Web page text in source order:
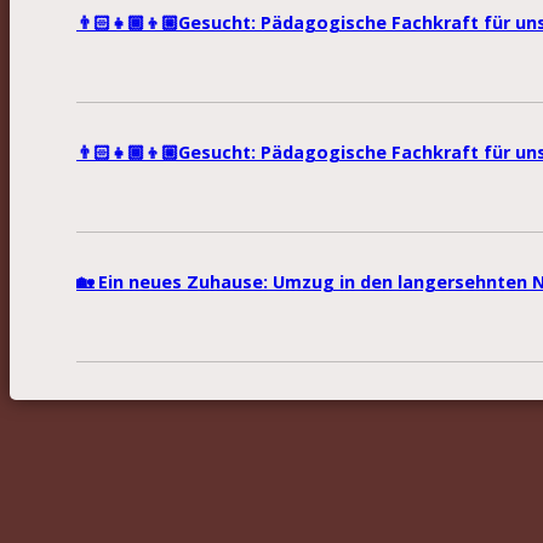
👨🏻‍👧🏾‍👦🏼Gesucht: Pädagogische Fachkraft für
👨🏻‍👧🏾‍👦🏼Gesucht: Pädagogische Fachkraft für
🏡 Ein neues Zuhause: Umzug in den langersehnten